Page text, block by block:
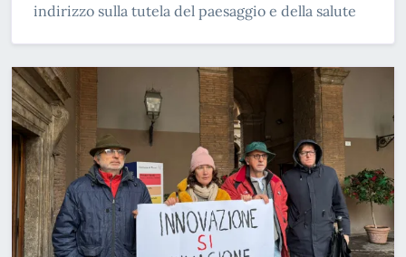
indirizzo sulla tutela del paesaggio e della salute